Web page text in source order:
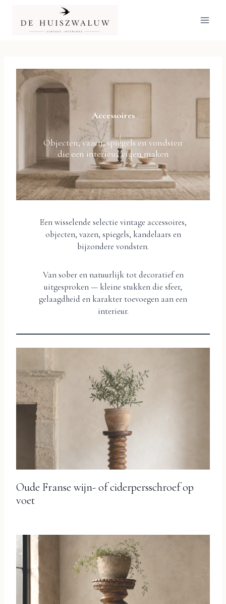
inhoud
Accessoires
Objecten, vazen, spiegels en vondsten
die een interieur eigen maken
Een wisselende selectie vintage accessoires,
objecten, vazen, spiegels, kandelaars en
bijzondere vondsten.
Van sober en natuurlijk tot decoratief en
uitgesproken — kleine stukken die sfeer,
gelaagdheid en karakter toevoegen aan een
interieur.
Oude Franse wijn- of ciderpersschroef op
voet